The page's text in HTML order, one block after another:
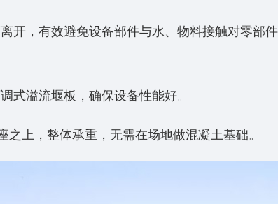
开，有效避免设备部件与水、物料接触对零部
式溢流堰板，确保设备性能好。
上，整体承重，无需在场地做混凝土基础。